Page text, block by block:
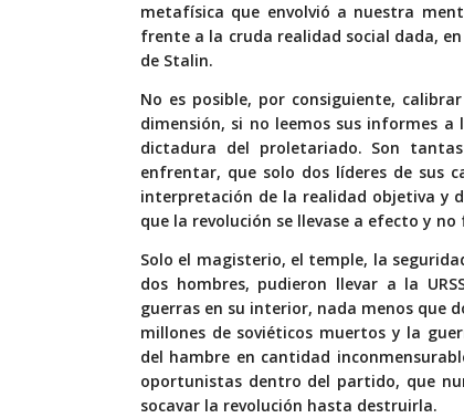
metafísica que envolvió a nuestra
frente a la cruda realidad social dada,
de Stalin.
No es posible, por consiguiente,
dimensión, si no leemos sus informes a
dictadura del proletariado. Son
enfrentar, que solo dos líderes de sus
interpretación de la realidad objetiva y
que la revolución se llevase a efecto y
Solo el magisterio, el temple, la
dos hombres, pudieron llevar a la
guerras en su interior, nada menos que
millones de soviéticos muertos y la
del hambre en cantidad
oportunistas dentro del partido, que
socavar la revolución hasta destruirla.